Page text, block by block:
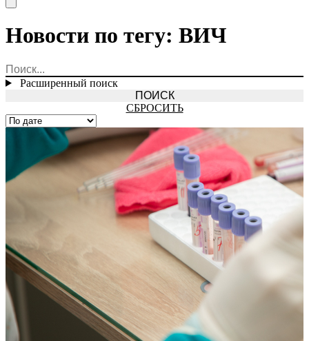
Новости по тегу: ВИЧ
Расширенный поиск
СБРОСИТЬ